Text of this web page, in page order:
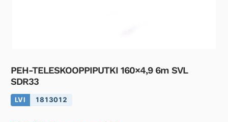
PEH-TELESKOOPPIPUTKI 160×4,9 6m SVL
SDR33
LVI 1813012